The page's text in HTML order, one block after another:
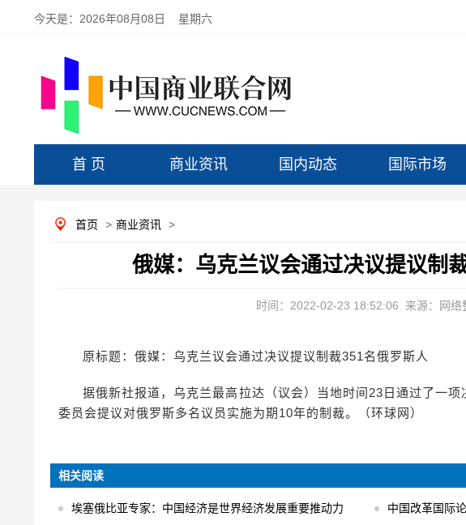
今天是： 2026年08月08日 星期六
首 页 商业资讯 国内动态 国际市场
首页 > 商业资讯 >
俄媒：乌克兰议会通过决议提议制
时间：2022-02-23 18:52:06 来源：网络
原标题：俄媒：乌克兰议会通过决议提议制裁351名俄罗斯人
据俄新社报道，乌克兰最高拉达（议会）当地时间23日通过了一
委员会提议对俄罗斯多名议员实施为期10年的制裁。（环球网）
相关阅读
埃塞俄比亚专家：中国经济是世界经济发展重要推动力
中国改革国际论坛